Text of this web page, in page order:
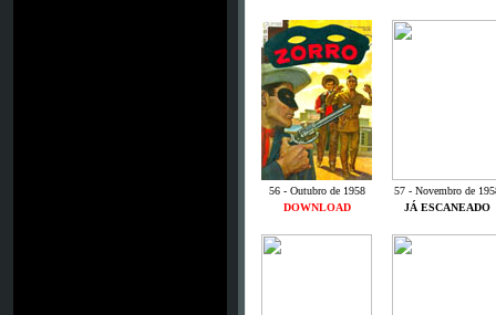
56 - Outubro de 1958
57 - Novembro de
DOWNLOAD
JÁ ESCANEADO